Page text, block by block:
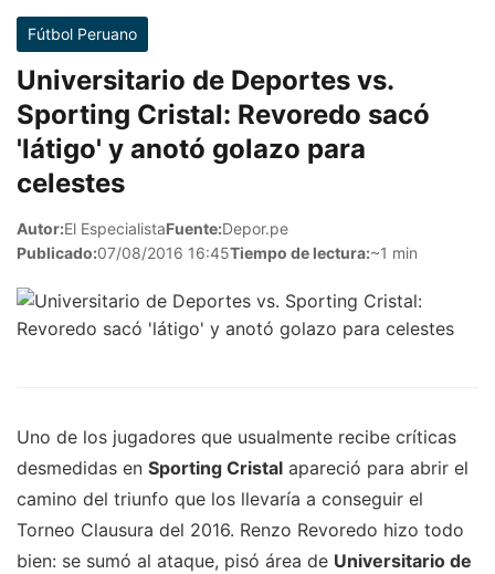
Fútbol Peruano
Universitario de Deportes vs.
Sporting Cristal: Revoredo sacó
'látigo' y anotó golazo para
celestes
Autor:El EspecialistaFuente:Depor.pe
Publicado:07/08/2016 16:45Tiempo de lectura:~1 min
Uno de los jugadores que usualmente recibe críticas
desmedidas en Sporting Cristal apareció para abrir el
camino del triunfo que los llevaría a conseguir el
Torneo Clausura del 2016. Renzo Revoredo hizo todo
bien: se sumó al ataque, pisó área de Universitario de